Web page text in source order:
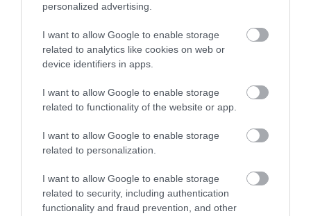
personalized advertising.
I want to allow Google to enable storage
related to analytics like cookies on web or
device identifiers in apps.
I want to allow Google to enable storage
related to functionality of the website or app.
I want to allow Google to enable storage
related to personalization.
I want to allow Google to enable storage
related to security, including authentication
functionality and fraud prevention, and other
PRONEWS.GR /ΕΝΟΠΛΕΣ ΣΥΓΚΡΟΥΣΕΙΣ
Μ.Ν.Πένινγκτον: Aυτός είναι ο 7ος
Αμερικανός στρατιώτης που έχασε τη
ζωή του σε ιρανική επίθεση